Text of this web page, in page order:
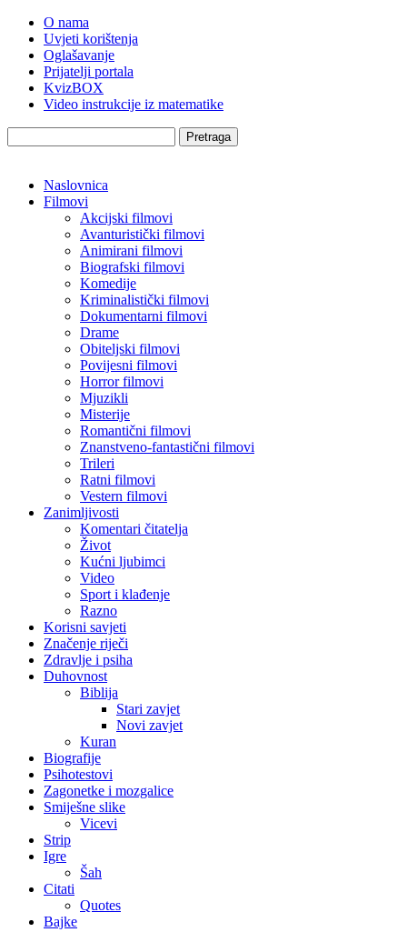
O nama
Uvjeti korištenja
Oglašavanje
Prijatelji portala
KvizBOX
Video instrukcije iz matematike
Pretraga
Naslovnica
Filmovi
Akcijski filmovi
Avanturistički filmovi
Animirani filmovi
Biografski filmovi
Komedije
Kriminalistički filmovi
Dokumentarni filmovi
Drame
Obiteljski filmovi
Povijesni filmovi
Horror filmovi
Mjuzikli
Misterije
Romantični filmovi
Znanstveno-fantastični filmovi
Trileri
Ratni filmovi
Vestern filmovi
Zanimljivosti
Komentari čitatelja
Život
Kućni ljubimci
Video
Sport i klađenje
Razno
Korisni savjeti
Značenje riječi
Zdravlje i psiha
Duhovnost
Biblija
Stari zavjet
Novi zavjet
Kuran
Biografije
Psihotestovi
Zagonetke i mozgalice
Smiješne slike
Vicevi
Strip
Igre
Šah
Citati
Quotes
Bajke